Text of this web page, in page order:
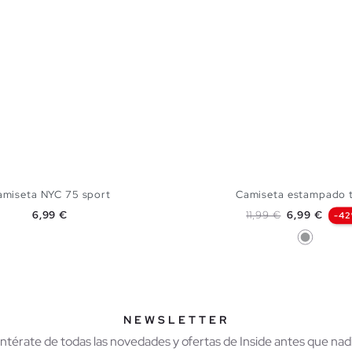
NYC 75 sport
Precio
6,99 €
AÑADIR A MI
Camiseta estampado
Precio base
11,99 € Precio
6,99 € -
Gris
NEWSLETTER
de todas las novedades y ofertas de Inside antes que